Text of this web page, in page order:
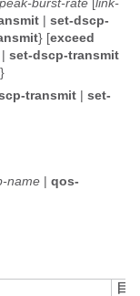
| set-dscp-
} [exceed
| set-dscp-transmit
transmit | set-
name | qos-
目